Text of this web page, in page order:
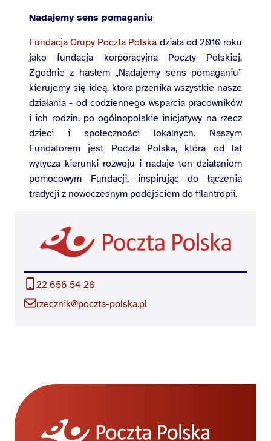
Nadajemy sens pomaganiu
Fundacja Grupy Poczta Polska działa od 2010 roku
jako fundacja korporacyjna Poczty Polskiej.
Zgodnie z hasłem „Nadajemy sens pomaganiu”
kierujemy się ideą, która przenika wszystkie nasze
działania - od codziennego wsparcia pracowników
i ich rodzin, po ogólnopolskie inicjatywy na rzecz
dzieci i społeczności lokalnych. Naszym
Fundatorem jest Poczta Polska, która od lat
wytycza kierunki rozwoju i nadaje ton działaniom
pomocowym Fundacji, inspirując do łączenia
tradycji z nowoczesnym podejściem do filantropii.
22 656 54 28
rzecznik@poczta-polska.pl